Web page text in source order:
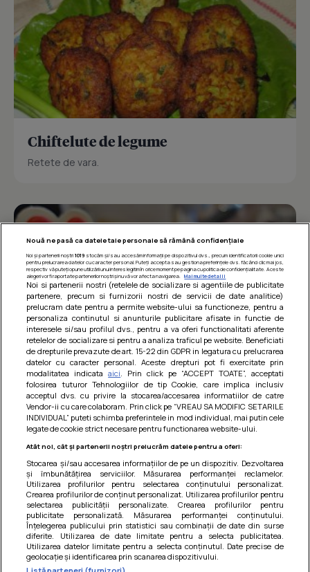
Chiftelute de legume
Retete de vara.
Barcute din vinete cu arpagic rosu
Un deliciu usor de preparat!
Nouă ne pasă ca datele tale personale să rămână confidențiale
Noi și partenerii noștri 1019stocăm și/sau accesăm informații pe dispozitivul dvs., precum identificatorii cookie unici
pentru prelucrarea datelor cu caracter personal. Puteți accepta sau gestiona preferințele dvs. făcând clic mai jos,
respectiv vă puteți opune utilizării unui interes legitim în orice moment pe pagina cu politica de confidențialitate. Aceste
alegeri vor fi raportate partenerilor noștri și nu vă vor afecta navigarea.
Mai multe detalii
Noi si partenerii nostri (retelele de socializare si agentiile de publicitate
partenere, precum si furnizorii nostri de servicii de date analitice)
prelucram date pentru a permite website-ului sa functioneze, pentru a
personaliza continutul si anunturile publicitare afisate in functie de
interesele si/sau profilul dvs., pentru a va oferi functionalitati aferente
retelelor de socializare si pentru a analiza traficul pe website. Beneficiati
de drepturile prevazute de art. 15-22 din GDPR in legatura cu prelucrarea
datelor cu caracter personal. Aceste drepturi pot fi exercitate prin
modalitatea indicataaici . Prin click pe “ACCEPT TOATE”, acceptati
folosirea tuturor Tehnologiilor de tip Cookie, care implica inclusiv
acceptul dvs. cu privire la stocarea/accesarea informatiilor de catre
Vendor-ii cu care colaboram. Prin click pe “VREAU SA MODIFIC SETARILE
INDIVIDUAL” puteti schimba preferintele in mod individual, mai putin cele
legate de cookie strict necesare pentru functionarea website-ului.
Atât noi, cât și partenerii noștri prelucrăm datele pentru a oferi:
Stocarea și/sau accesarea informațiilor de pe un dispozitiv. Dezvoltarea
și îmbunătățirea serviciilor. Măsurarea performanței reclamelor.
Utilizarea profilurilor pentru selectarea conținutului personalizat.
Crearea profilurilor de conținut personalizat. Utilizarea profilurilor pentru
selectarea publicității personalizate. Crearea profilurilor pentru
publicitate personalizată. Măsurarea performanței conținutului.
Înțelegerea publicului prin statistici sau combinații de date din surse
diferite. Utilizarea de date limitate pentru a selecta publicitatea.
Utilizarea datelor limitate pentru a selecta conținutul. Date precise de
geolocație și identificarea prin scanarea dispozitivului.